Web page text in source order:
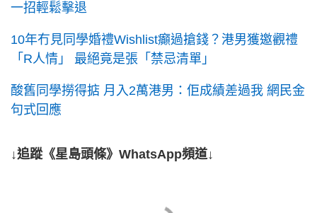
一招輕鬆擊退
10年冇見同學婚禮Wishlist癲過搶錢？港男獲邀觀禮
「R人情」 最絕竟是張「禁忌清單」
酸舊同學撈得掂 月入2萬港男：佢成績差過我 網民金
句式回應
↓追蹤《星島頭條》WhatsApp頻道↓